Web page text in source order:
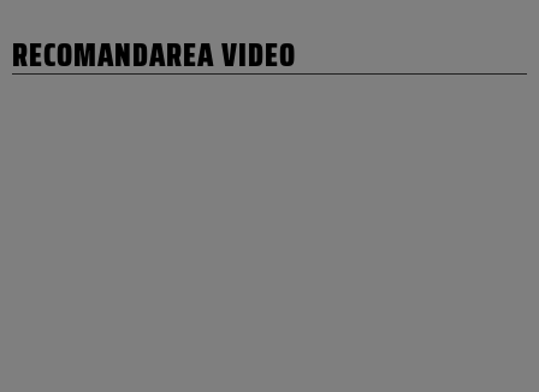
RECOMANDAREA VIDEO